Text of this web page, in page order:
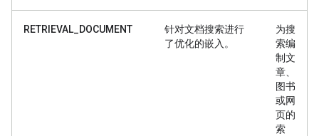
RETRIEVAL_DOCUMENT
针对文档搜索进行
了优化的嵌入。
为搜
索编
制文
章、
图书
或网
页的
索